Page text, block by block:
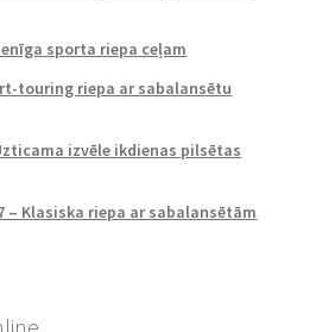
sporta riepa ceļam
touring riepa ar sabalansētu
izvēle ikdienas pilsētas
– Klasiska riepa ar sabalansētām